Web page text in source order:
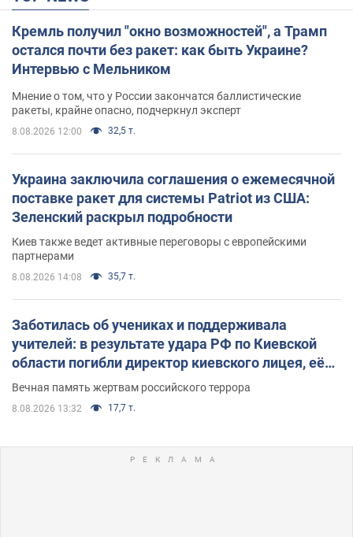
Кремль получил "окно возможностей", а Трамп
остался почти без ракет: как быть Украине?
Интервью с Мельником
Мнение о том, что у России закончатся баллистические
ракеты, крайне опасно, подчеркнул эксперт
8.08.2026 12:00 32,5 т.
Украина заключила соглашения о ежемесячной
поставке ракет для системы Patriot из США:
Зеленский раскрыл подробности
Киев также ведет активные переговоры с европейскими
партнерами
8.08.2026 14:08 35,7 т.
Заботилась об учениках и поддерживала
учителей: в результате удара РФ по Киевской
области погибли директор киевского лицея, её
муж и внук
Вечная память жертвам российского террора
8.08.2026 13:32 17,7 т.